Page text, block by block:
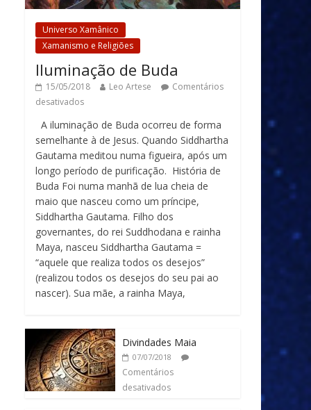
Universo Xamânico
Xamanismo e Religiões
Iluminação de Buda
15/05/2018 Leo Artese
Comentários
desativados
A iluminação de Buda ocorreu de forma
semelhante à de Jesus. Quando Siddhartha
Gautama meditou numa figueira, após um
longo período de purificação. História de
Buda Foi numa manhã de lua cheia de
maio que nasceu como um príncipe,
Siddhartha Gautama. Filho dos
governantes, do rei Suddhodana e rainha
Maya, nasceu Siddhartha Gautama =
“aquele que realiza todos os desejos”
(realizou todos os desejos do seu pai ao
nascer). Sua mãe, a rainha Maya,
Divindades Maia
07/07/2018
Comentários
desativados